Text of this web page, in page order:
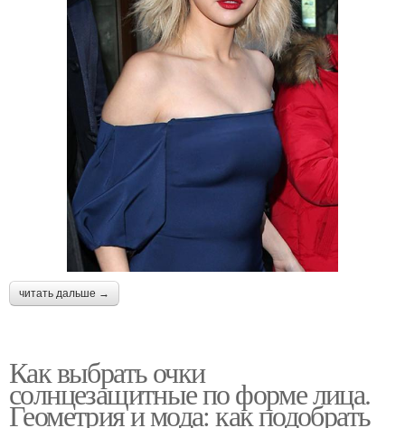
читать дальше →
Как выбрать очки
солнцезащитные по форме лица.
Геометрия и мода: как подобрать